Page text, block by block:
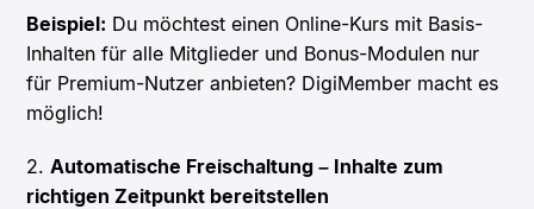
Beispiel: Du möchtest einen Online-Kurs mit Basis-
Inhalten für alle Mitglieder und Bonus-Modulen nur
für Premium-Nutzer anbieten? DigiMember macht es
möglich!
2.Automatische Freischaltung – Inhalte zum
richtigen Zeitpunkt bereitstellen